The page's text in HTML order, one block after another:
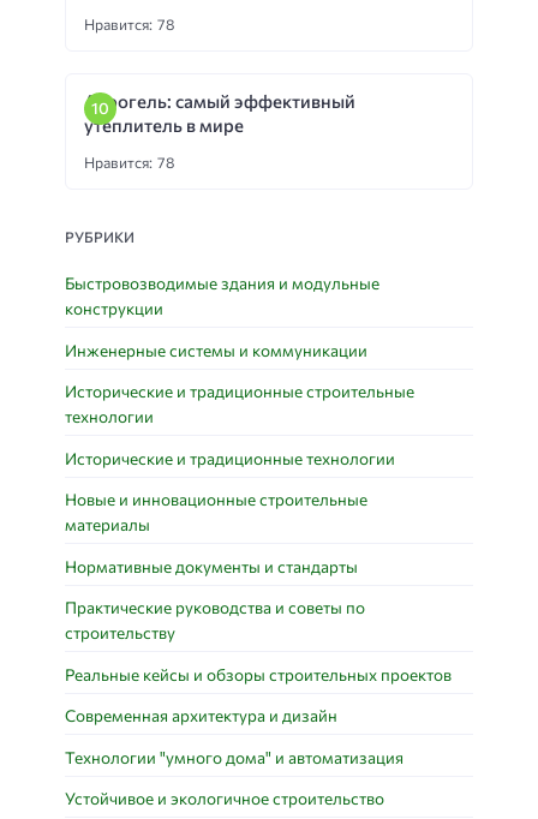
Нравится: 78
Аэрогель: самый эффективный
утеплитель в мире
Нравится: 78
РУБРИКИ
Быстровозводимые здания и модульные
конструкции
Инженерные системы и коммуникации
Исторические и традиционные строительные
технологии
Исторические и традиционные технологии
Новые и инновационные строительные
материалы
Нормативные документы и стандарты
Практические руководства и советы по
строительству
Реальные кейсы и обзоры строительных проектов
Современная архитектура и дизайн
Технологии "умного дома" и автоматизация
Устойчивое и экологичное строительство